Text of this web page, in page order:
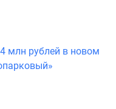
млн рублей в новом